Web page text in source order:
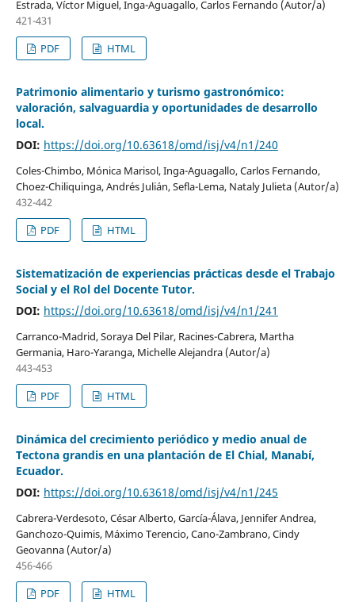
Estrada, Víctor Miguel, Inga-Aguagallo, Carlos Fernando (Autor/a)
421-431
PDF
HTML
Patrimonio alimentario y turismo gastronómico:
valoración, salvaguardia y oportunidades de desarrollo
local.
DOI: https://doi.org/10.63618/omd/isj/v4/n1/240
Coles-Chimbo, Mónica Marisol, Inga-Aguagallo, Carlos Fernando,
Choez-Chiliquinga, Andrés Julián, Sefla-Lema, Nataly Julieta (Autor/a)
432-442
PDF
HTML
Sistematización de experiencias prácticas desde el Trabajo
Social y el Rol del Docente Tutor.
DOI: https://doi.org/10.63618/omd/isj/v4/n1/241
Carranco-Madrid, Soraya Del Pilar, Racines-Cabrera, Martha
Germania, Haro-Yaranga, Michelle Alejandra (Autor/a)
443-453
PDF
HTML
Dinámica del crecimiento periódico y medio anual de
Tectona grandis en una plantación de El Chial, Manabí,
Ecuador.
DOI: https://doi.org/10.63618/omd/isj/v4/n1/245
Cabrera-Verdesoto, César Alberto, García-Álava, Jennifer Andrea,
Ganchozo-Quimis, Máximo Terencio, Cano-Zambrano, Cindy
Geovanna (Autor/a)
456-466
PDF
HTML